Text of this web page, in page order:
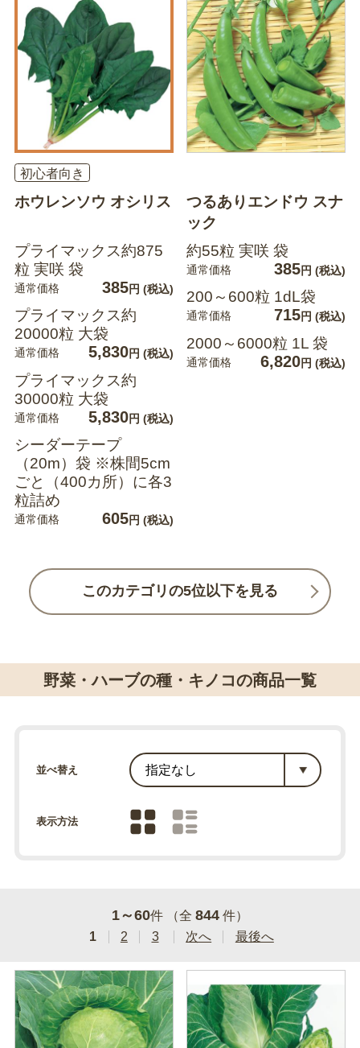
初心者向き
ホウレンソウ オシリス
プライマックス約875
粒 実咲 袋
通常価格 385円 (税込)
プライマックス約
20000粒 大袋
通常価格 5,830円 (税込)
プライマックス約
30000粒 大袋
通常価格 5,830円 (税込)
シーダーテープ
（20m）袋 ※株間5cm
ごと（400カ所）に各3
粒詰め
通常価格 605円 (税込)
つるありエンドウ スナ
ック
約55粒 実咲 袋
通常価格 385円 (税込)
200～600粒 1dL袋
通常価格 715円 (税込)
2000～6000粒 1L 袋
通常価格 6,820円 (税込)
このカテゴリの5位以下を見る
野菜・ハーブの種・キノコの商品一覧
並べ替え
表示方法
1～60件 （全 844 件）
1
2 3 次へ 最後へ